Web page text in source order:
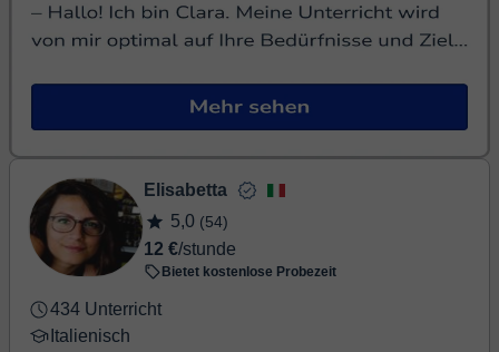
Elisabetta
5,0 (54)
12 €/stunde
Bietet kostenlose Probezeit
434 Unterricht
Italienisch